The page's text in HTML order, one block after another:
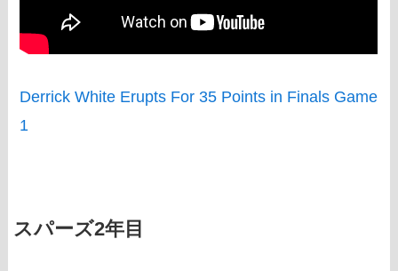
Derrick White Erupts For 35 Points in Finals Game
1
スパーズ2年目